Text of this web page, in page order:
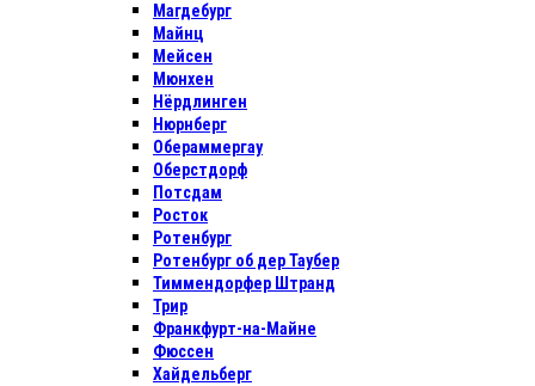
Магдебург
Майнц
Мейсен
Мюнхен
Нёрдлинген
Нюрнберг
Обераммергау
Оберстдорф
Потсдам
Росток
Ротенбург
Ротенбург об дер Таубер
Тиммендорфер Штранд
Трир
Франкфурт-на-Майне
Фюссен
Хайдельберг